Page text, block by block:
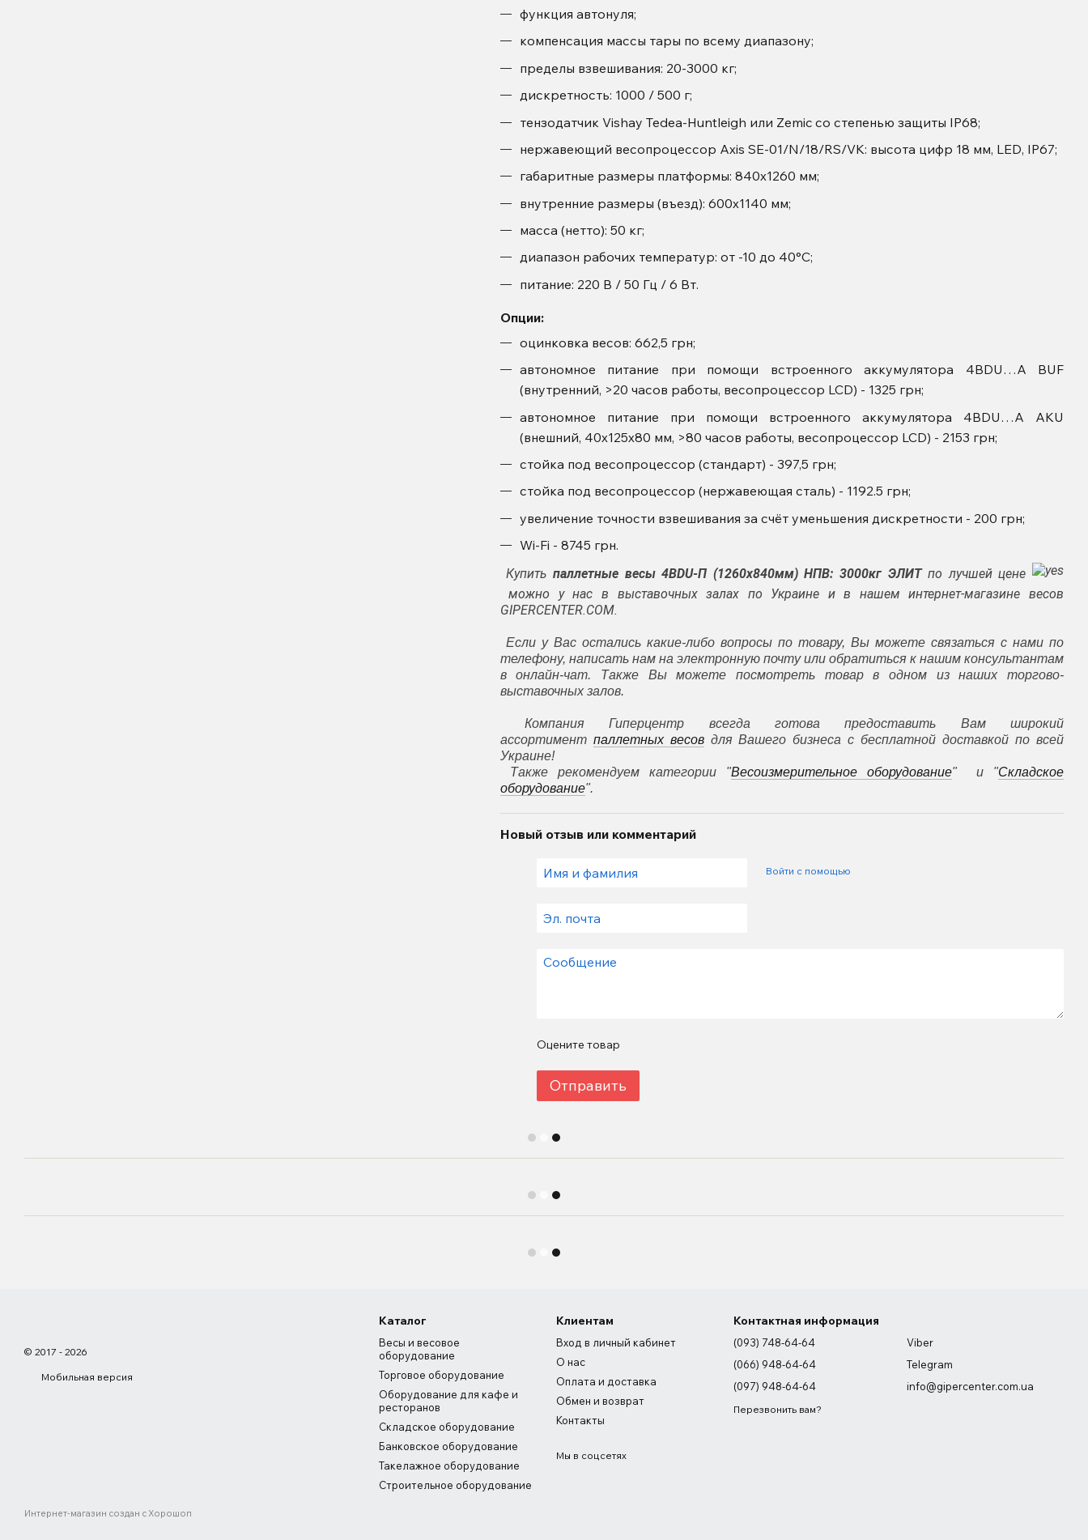
функция автонуля;
компенсация массы тары по всему диапазону;
пределы взвешивания: 20-3000 кг;
дискретность: 1000 / 500 г;
тензодатчик Vishay Tedea-Huntleigh или Zemic со степенью защиты IP68;
нержавеющий весопроцессор Axis SE-01/N/18/RS/VK: высота цифр 18 мм, LED, IP67;
габаритные размеры платформы: 840х1260 мм;
внутренние размеры (въезд): 600х1140 мм;
масса (нетто): 50 кг;
диапазон рабочих температур: от -10 до 40°С;
питание: 220 В / 50 Гц / 6 Вт.
Опции:
оцинковка весов: 662,5 грн;
автономное питание при помощи встроенного аккумулятора 4BDU…A BUF
(внутренний, >20 часов работы, весопроцессор LCD) - 1325 грн;
автономное питание при помощи встроенного аккумулятора 4BDU…A AKU
(внешний, 40х125х80 мм, >80 часов работы, весопроцессор LCD) - 2153 грн;
стойка под весопроцессор (стандарт) - 397,5 грн;
стойка под весопроцессор (нержавеющая сталь) - 1192.5 грн;
увеличение точности взвешивания за счёт уменьшения дискретности - 200 грн;
Wi-Fi - 8745 грн.
Купить паллетные весы4BDU-П (1260х840мм) НПВ: 3000кг ЭЛИТпо лучшей цене
можно у нас в выставочных залах по Украине и в нашем интернет-магазине весов
GIPERCENTER.COM.
Если у Вас остались какие-либо вопросы по товару, Вы можете связаться с нами по
телефону, написать нам на электронную почту или обратиться к нашим консультантам
в онлайн-чат. Также Вы можете посмотреть товар в одном из наших торгово-
выставочных залов.
Компания Гиперцентр всегда готова предоставить Вам широкий
ассортимент паллетных весовдля Вашего бизнеса с бесплатной доставкой по всей
Украине!
Также рекомендуем категории "Весоизмерительное оборудование" и "Складское
оборудование".
Новый отзыв или комментарий
Войти с помощью
Оцените товар
Отправить
© 2017 - 2026
Мобильная версия
Интернет-магазин создан с Хорошоп
Каталог
Весы и весовое
оборудование
Торговое оборудование
Оборудование для кафе и
ресторанов
Складское оборудование
Банковское оборудование
Такелажное оборудование
Строительное оборудование
Клиентам
Вход в личный кабинет
О нас
Оплата и доставка
Обмен и возврат
Контакты
Мы в соцсетях
Контактная информация
(093) 748-64-64
(066) 948-64-64
(097) 948-64-64
Перезвонить вам?
Viber
Telegram
info@gipercenter.com.ua